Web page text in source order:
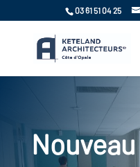
03 61 51 04 25